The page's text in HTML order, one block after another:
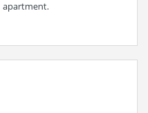
apartment.